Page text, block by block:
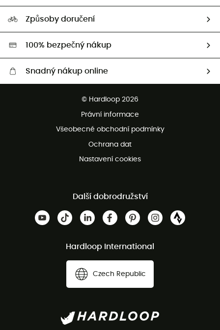
Naši Ambasadoři
HardGreen
Způsoby doručení
100% bezpečný nákup
Snadný nákup online
Bezplatná zákaznická služba
© Hardloop 2026
Právní informace
Všeobecné obchodní podmínky
Ochrana dat
Nastavení cookies
Další dobrodružství
Hardloop International
Czech Republic